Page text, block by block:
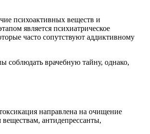
психоактивных веществ и
является психиатрическое
часто сопутствуют аддиктивному
соблюдать врачебную тайну, однако,
направлена на очищение
антидепрессанты,